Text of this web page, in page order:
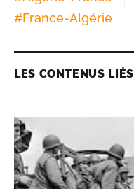
#France-Algérie
LES CONTENUS LIÉS